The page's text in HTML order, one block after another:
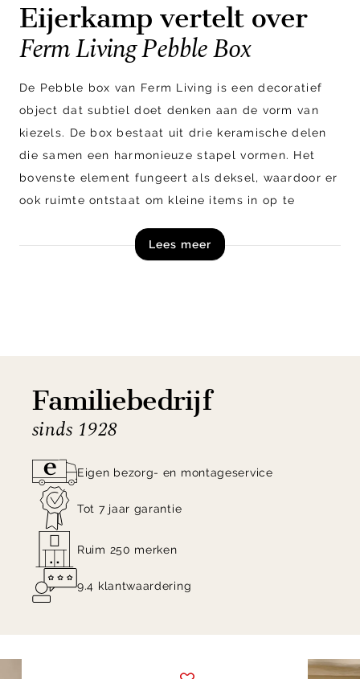
Eijerkamp vertelt over
Ferm Living Pebble Box
De Pebble box van Ferm Living is een decoratief
object dat subtiel doet denken aan de vorm van
kiezels. De box bestaat uit drie keramische delen
die samen een harmonieuze stapel vormen. Het
bovenste element fungeert als deksel, waardoor er
ook ruimte ontstaat om kleine items in op te
neutrale tint voegt de Pebble box zowel sfeer als
Lees meer
Familiebedrijf
sinds 1928
Eigen bezorg- en montageservice
Tot 7 jaar garantie
Ruim 250 merken
9.4 klantwaardering